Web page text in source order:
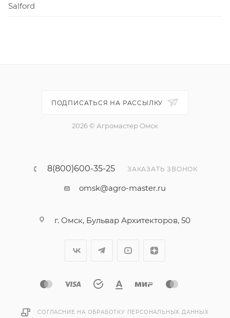
Salford
ПОДПИСАТЬСЯ НА РАССЫЛКУ
2026 © Агромастер Омск
8(800)600-35-25 ЗАКАЗАТЬ ЗВОНОК
omsk@agro-master.ru
г. Омск, Бульвар Архитекторов, 50
СОГЛАСНИЕ НА ОБРАБОТКУ ПЕРСОНАЛЬНЫХ ДАННЫХ